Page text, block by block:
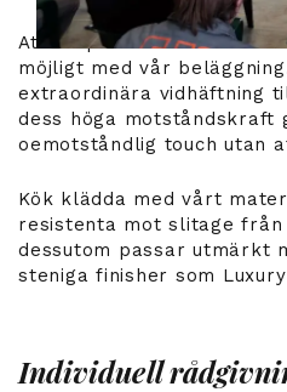
Att skapa ett kök som är
möjligt med vår
extraordinära vidhäftning
dess höga motståndskraft
oemotståndlig touch utan
Kök klädda med vårt
resistenta mot slitage
dessutom passar utmärkt
steniga finisher som
Individuell